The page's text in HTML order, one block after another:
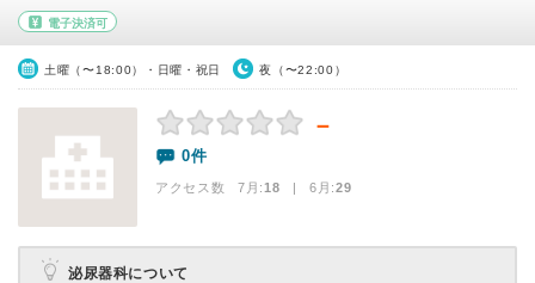
電子決済可
土曜（〜18:00）・日曜・祝日 夜（〜22:00）
－
0件
アクセス数 7月:18 | 6月:29
泌尿器科について